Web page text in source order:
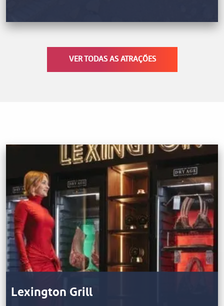
VER TODAS AS ATRAÇÕES
Lexington Grill